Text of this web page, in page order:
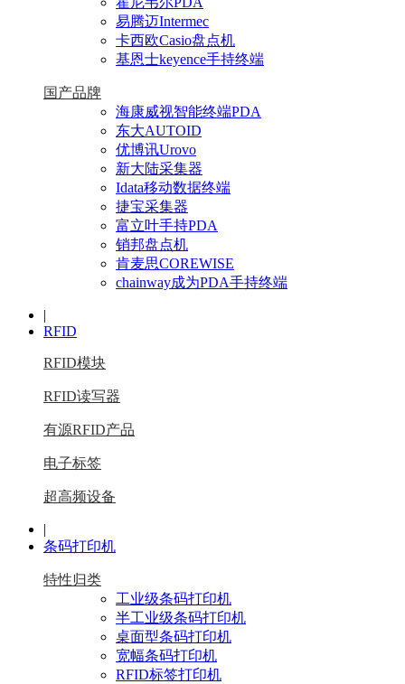
易腾迈Intermec
卡西欧Casio盘点机
基恩士keyence手持终端
国产品牌
海康威视智能终端PDA
东大AUTOID
优博讯Urovo
新大陆采集器
Idata移动数据终端
捷宝采集器
富立叶手持PDA
销邦盘点机
肯麦思COREWISE
chainway成为PDA手持终端
|
RFID
RFID模块
RFID读写器
有源RFID产品
电子标签
超高频设备
|
条码打印机
特性归类
工业级条码打印机
半工业级条码打印机
桌面型条码打印机
宽幅条码打印机
RFID标签打印机